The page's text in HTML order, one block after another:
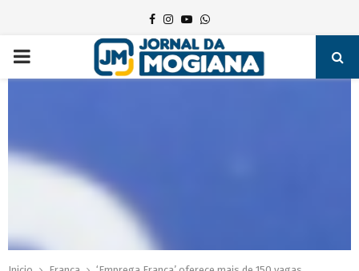
Facebook
Instagram
YoutubeWhatsapp
PRIMARY